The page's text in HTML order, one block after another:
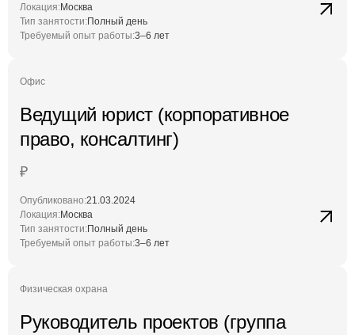
Локация:Москва
Тип занятости:Полный день
Требуемый опыт работы:3–6 лет
Офис
Ведущий юрист (корпоративное
право, консалтинг)
₽
Опубликовано:21.03.2024
Локация:Москва
Тип занятости:Полный день
Требуемый опыт работы:3–6 лет
Физическая охрана
Руководитель проектов (группа